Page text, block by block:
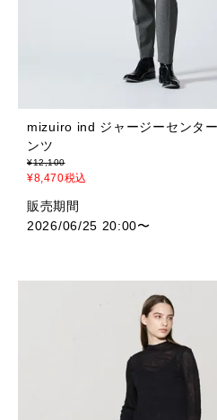
mizuiro ind ジャージーセンタ
ンツ
¥12,100
¥8,470税込
販売期間
2026/06/25 20:00〜